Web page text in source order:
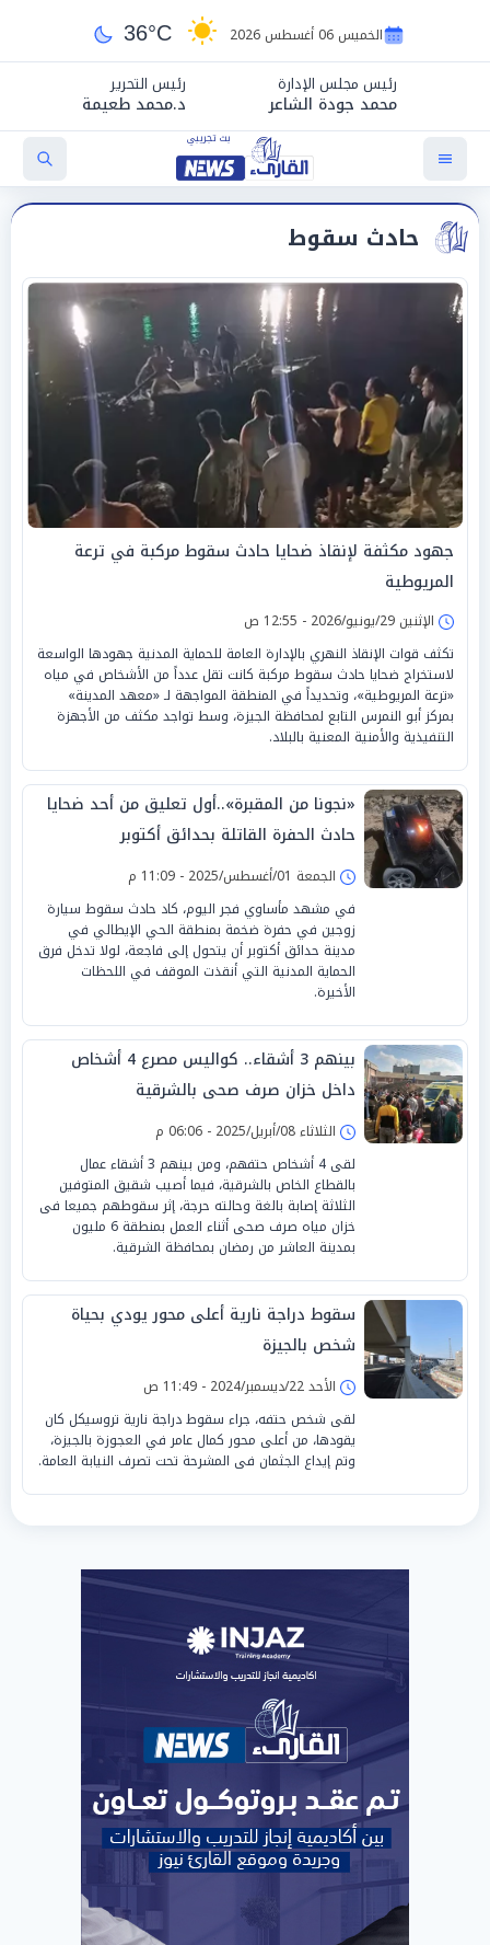
الخميس 06 أغسطس 2026 36°C
رئيس مجلس الإدارة
محمد جودة الشاعر
رئيس التحرير
د.محمد طعيمة
حادث سقوط
جهود مكثفة لإنقاذ ضحايا حادث سقوط مركبة في ترعة
المريوطية
الإثنين 29/يونيو/2026 - 12:55 ص
تكثف قوات الإنقاذ النهري بالإدارة العامة للحماية المدنية جهودها الواسعة
لاستخراج ضحايا حادث سقوط مركبة كانت تقل عدداً من الأشخاص في مياه
«ترعة المريوطية»، وتحديداً في المنطقة المواجهة لـ «معهد المدينة»
بمركز أبو النمرس التابع لمحافظة الجيزة، وسط تواجد مكثف من الأجهزة
التنفيذية والأمنية المعنية بالبلاد.
«نجونا من المقبرة»..أول تعليق من أحد ضحايا
حادث الحفرة القاتلة بحدائق أكتوبر
الجمعة 01/أغسطس/2025 - 11:09 م
في مشهد مأساوي فجر اليوم، كاد حادث سقوط سيارة
زوجين في حفرة ضخمة بمنطقة الحي الإيطالي في
مدينة حدائق أكتوبر أن يتحول إلى فاجعة، لولا تدخل فرق
الحماية المدنية التي أنقذت الموقف في اللحظات
الأخيرة.
بينهم 3 أشقاء.. كواليس مصرع 4 أشخاص
داخل خزان صرف صحى بالشرقية
الثلاثاء 08/أبريل/2025 - 06:06 م
لقى 4 أشخاص حتفهم، ومن بينهم 3 أشقاء عمال
بالقطاع الخاص بالشرقية، فيما أصيب شقيق المتوفين
الثلاثة إصابة بالغة وحالته حرجة، إثر سقوطهم جميعا فى
خزان مياه صرف صحى أثناء العمل بمنطقة 6 مليون
بمدينة العاشر من رمضان بمحافظة الشرقية.
سقوط دراجة نارية أعلى محور يودي بحياة
شخص بالجيزة
الأحد 22/ديسمبر/2024 - 11:49 ص
لقى شخص حتفه، جراء سقوط دراجة نارية تروسيكل كان
يقودها، من أعلى محور كمال عامر في العجوزة بالجيزة،
وتم إيداع الجثمان فى المشرحة تحت تصرف النيابة العامة.